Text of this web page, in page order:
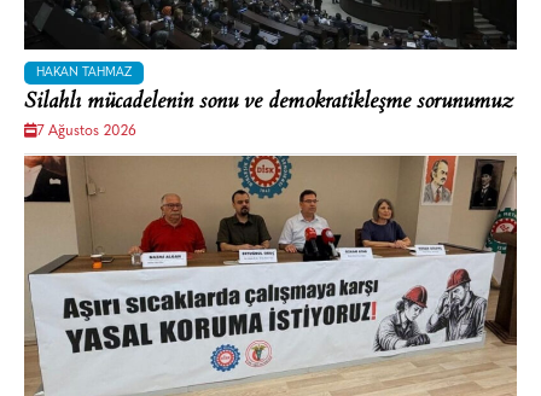
HAKAN TAHMAZ
Silahlı mücadelenin sonu ve demokratikleşme sorunumuz
7 Ağustos 2026